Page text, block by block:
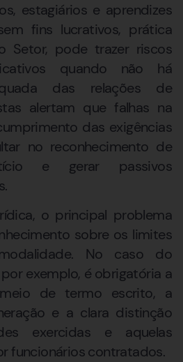
estagiários e aprendizes
fins lucrativos, prática
Setor, pode trazer riscos
quando não há
das relações de
alertam que falhas na
das exigências
no reconhecimento de
e gerar passivos
o principal problema
sobre os limites
No caso do
exemplo, é obrigatória a
de termo escrito, a
e a clara distinção
exercidas e aquelas
funcionários contratados.